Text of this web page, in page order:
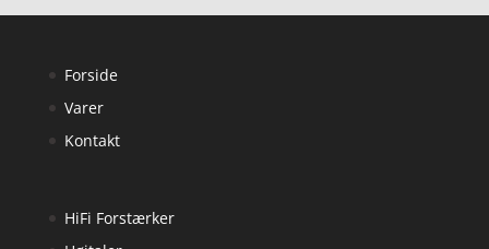
Forside
Varer
Kontakt
HiFi Forstærker